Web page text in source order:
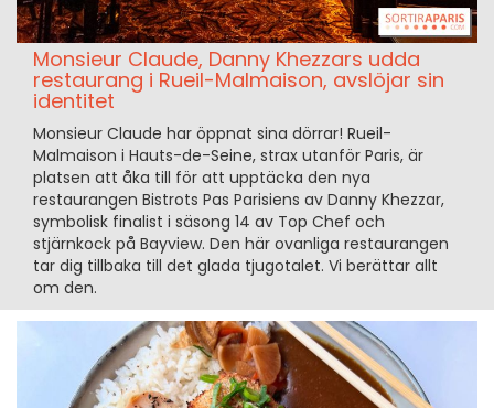
Monsieur Claude, Danny Khezzars udda
restaurang i Rueil-Malmaison, avslöjar sin
identitet
Monsieur Claude har öppnat sina dörrar! Rueil-
Malmaison i Hauts-de-Seine, strax utanför Paris, är
platsen att åka till för att upptäcka den nya
restaurangen Bistrots Pas Parisiens av Danny Khezzar,
symbolisk finalist i säsong 14 av Top Chef och
stjärnkock på Bayview. Den här ovanliga restaurangen
tar dig tillbaka till det glada tjugotalet. Vi berättar allt
om den.